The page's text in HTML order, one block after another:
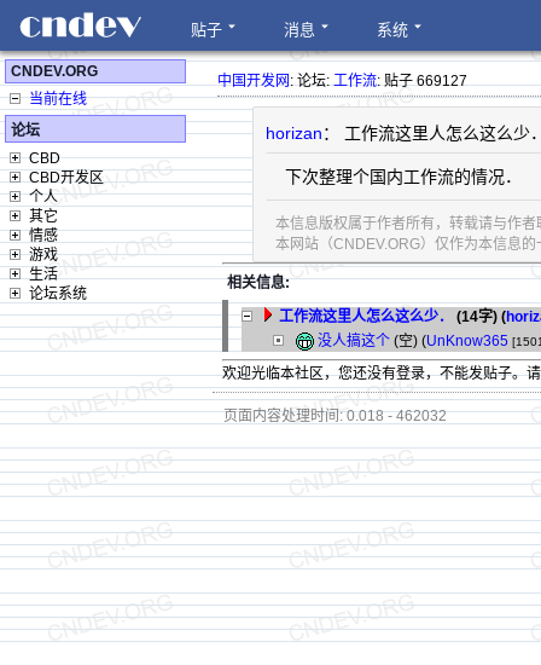
贴子 消息 系统
CNDEV.ORG
当前在线
论坛
CBD
CBD开发区
个人
其它
情感
游戏
生活
论坛系统
中国开发网: 论坛:工作流: 贴子 669127
horizan： 工作流这里人怎么这么少
下次整理个国内工作流的情况．
本信息版权属于作者所有，转载请与作
本网站（CNDEV.ORG）仅作为本信息
相关信息:
工作流这里人怎么这么少．
(14字) (
没人搞这个 (空) (UnKnow365
欢迎光临本社区，您还没有登录，不能发贴子。
页面内容处理时间: 0.018 - 462032